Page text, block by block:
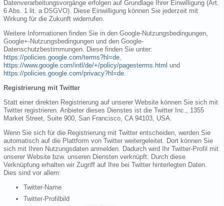
Datenverarbeitungsvorgänge erfolgen auf Grundlage Ihrer Einwilligung (Art.
6 Abs. 1 lit. a DSGVO). Diese Einwilligung können Sie jederzeit mit
Wirkung für die Zukunft widerrufen.
Weitere Informationen finden Sie in den Google-Nutzungsbedingungen,
Google+-Nutzungsbedingungen und den Google-
Datenschutzbestimmungen. Diese finden Sie unter:
https://policies.google.com/terms?hl=de,
https://www.google.com/intl/de/+/policy/pagesterms.html und
https://policies.google.com/privacy?hl=de.
Registrierung mit Twitter
Statt einer direkten Registrierung auf unserer Website können Sie sich mit
Twitter registrieren. Anbieter dieses Dienstes ist die Twitter Inc., 1355
Market Street, Suite 900, San Francisco, CA 94103, USA.
Wenn Sie sich für die Registrierung mit Twitter entscheiden, werden Sie
automatisch auf die Plattform von Twitter weitergeleitet. Dort können Sie
sich mit Ihren Nutzungsdaten anmelden. Dadurch wird Ihr Twitter-Profil mit
unserer Website bzw. unseren Diensten verknüpft. Durch diese
Verknüpfung erhalten wir Zugriff auf Ihre bei Twitter hinterlegten Daten.
Dies sind vor allem:
Twitter-Name
Twitter-Profilbild